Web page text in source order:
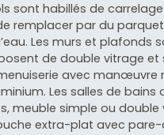
sols sont habillés de
remplacer par du
Les murs et plafonds
de double vitrage
avec manœuvre
Les salles de
meuble simple ou double
extra-plat avec